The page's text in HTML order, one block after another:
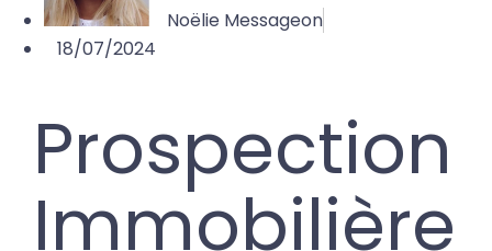
Noëlie Messageon
18/07/2024
Prospection
Immobilière